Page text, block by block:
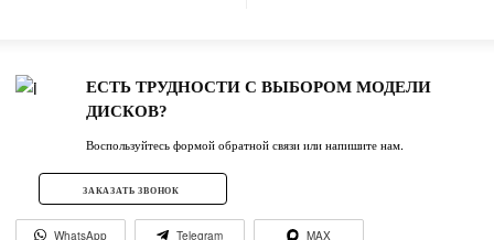
ЕСТЬ ТРУДНОСТИ С ВЫБОРОМ МОДЕЛИ
ДИСКОВ?
Воспользуйтесь формой обратной связи или напишите нам.
ЗАКАЗАТЬ ЗВОНОК
WhatsApp Telegram MAX